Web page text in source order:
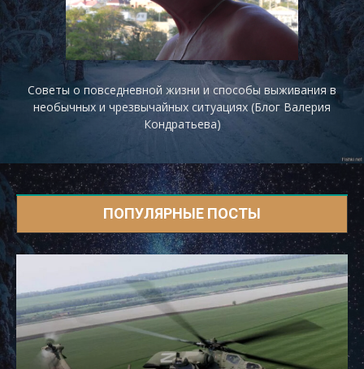
Советы о повседневной жизни и способы выживания в
необычных и чрезвычайных ситуациях (Блог Валерия
Кондратьева)
ПОПУЛЯРНЫЕ ПОСТЫ